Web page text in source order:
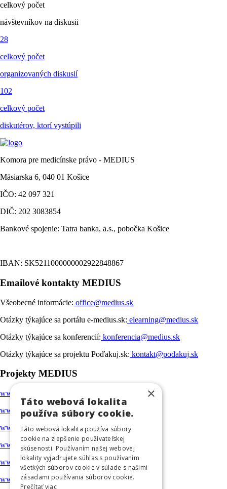
celkový počet
návštevníkov na diskusii
28
celkový počet
organizovaných diskusií
102
celkový počet
diskutérov, ktorí vystúpili
Komora pre medicínske právo - MEDIUS
Mäsiarska 6, 040 01 Košice
IČO: 42 097 321
DIČ: 202 3083854
Bankové spojenie: Tatra banka, a.s., pobočka Košice
IBAN: SK5211000000002922848867
Emailové kontakty MEDIUS
Všeobecné informácie: office@medius.sk
Otázky týkajúce sa portálu e-medius.sk: elearning@medius.sk
Otázky týkajúce sa konferencií: konferencia@medius.sk
Otázky týkajúce sa projektu Poďakuj.sk: kontakt@podakuj.sk
Projekty MEDIUS
www.medius.sk
www.e-medius.sk
www.konferenciemedius.sk
www.podakuj.sk
www.ambulancia.online
www.gcptraining.eu
×
Táto webová lokalita
používa súbory cookie.
Táto webová lokalita používa súbory
cookie na zlepšenie používateľskej
skúsenosti. Používaním našej webovej
lokality vyjadrujete súhlas s používaním
všetkých súborov cookie v súlade s našimi
zásadami používania súborov cookie.
Prečítať viac